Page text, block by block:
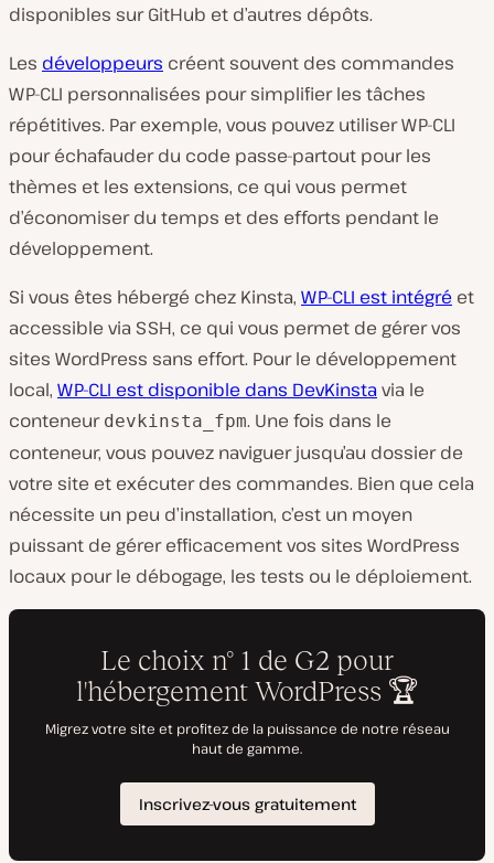
disponibles sur GitHub et d’autres dépôts.
Les développeurs créent souvent des commandes
WP-CLI personnalisées pour simplifier les tâches
répétitives. Par exemple, vous pouvez utiliser WP-CLI
pour échafauder du code passe-partout pour les
thèmes et les extensions, ce qui vous permet
d’économiser du temps et des efforts pendant le
développement.
Si vous êtes hébergé chez Kinsta, WP-CLI est intégré et
accessible via SSH, ce qui vous permet de gérer vos
sites WordPress sans effort. Pour le développement
local, WP-CLI est disponible dans DevKinstavia le
conteneur devkinsta_fpm. Une fois dans le
conteneur, vous pouvez naviguer jusqu’au dossier de
votre site et exécuter des commandes. Bien que cela
nécessite un peu d’installation, c’est un moyen
puissant de gérer efficacement vos sites WordPress
locaux pour le débogage, les tests ou le déploiement.